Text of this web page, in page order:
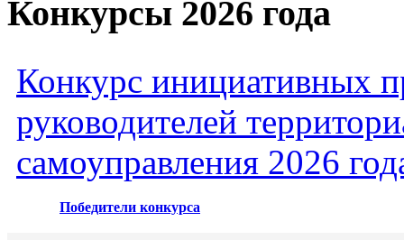
Конкурсы 2026 года
Конкурс инициативных
руководителей
самоуправления 2026
Победители конкурса